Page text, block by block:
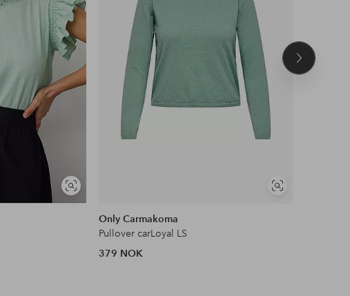
Vis
lignende
Vis
Only Carmakoma
Pullover carLoyal LS
379 NOK
Neste